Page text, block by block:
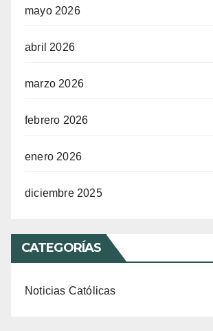
mayo 2026
abril 2026
marzo 2026
febrero 2026
enero 2026
diciembre 2025
CATEGORÍAS
Noticias Católicas